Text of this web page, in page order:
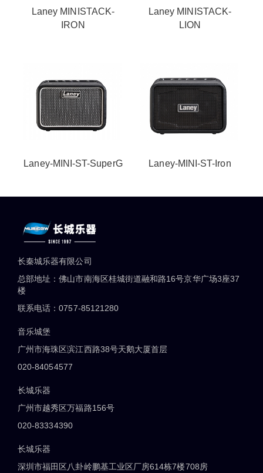
Laney MINISTACK-
IRON
Laney MINISTACK-
LION
Laney-MINI-ST-SuperG Laney-MINI-ST-Iron
长秦城乐器有限公司
总部地址：佛山市南海区桂城街道融和路16号京华广场3座37
楼
联系电话：0757-85121280
音乐城堡
广州市海珠区滨江西路38号天鹅大厦首层
020-84054577
长城乐器
广州市越秀区万福路156号
020-83334390
长城乐器
深圳市福田区八卦岭鹏基工业区厂房614栋7楼708房